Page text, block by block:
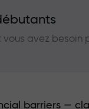
avez besoin
barriers —